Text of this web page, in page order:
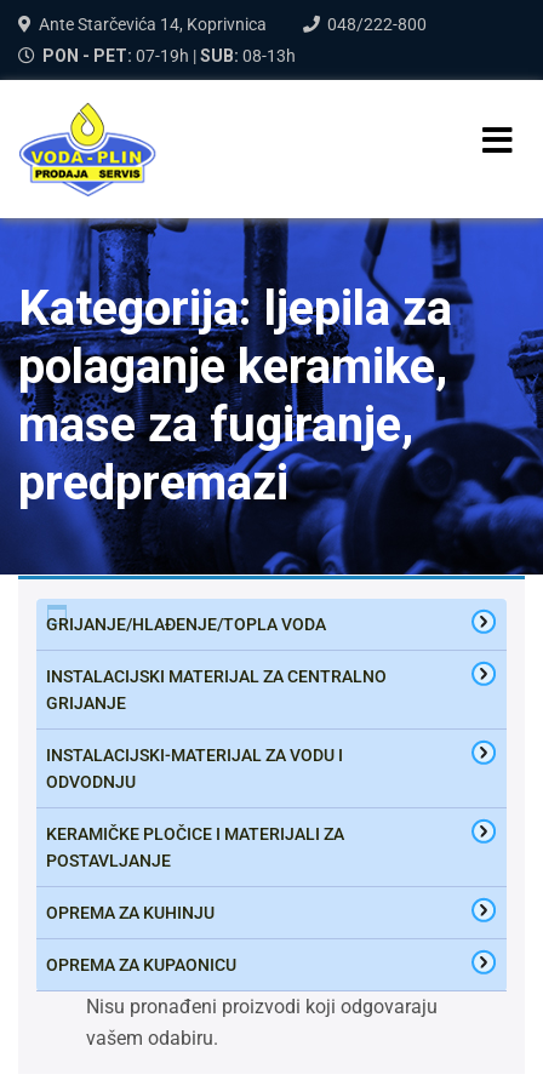
Ante Starčevića 14, Koprivnica
048/222-800
PON - PET: 07-19h |SUB: 08-13h
Kategorija:ljepila za
polaganje keramike,
mase za fugiranje,
predpremazi
GRIJANJE/HLAĐENJE/TOPLA VODA
INSTALACIJSKI MATERIJAL ZA CENTRALNO
GRIJANJE
INSTALACIJSKI-MATERIJAL ZA VODU I
ODVODNJU
KERAMIČKE PLOČICE I MATERIJALI ZA
POSTAVLJANJE
OPREMA ZA KUHINJU
OPREMA ZA KUPAONICU
Nisu pronađeni proizvodi koji odgovaraju
vašem odabiru.